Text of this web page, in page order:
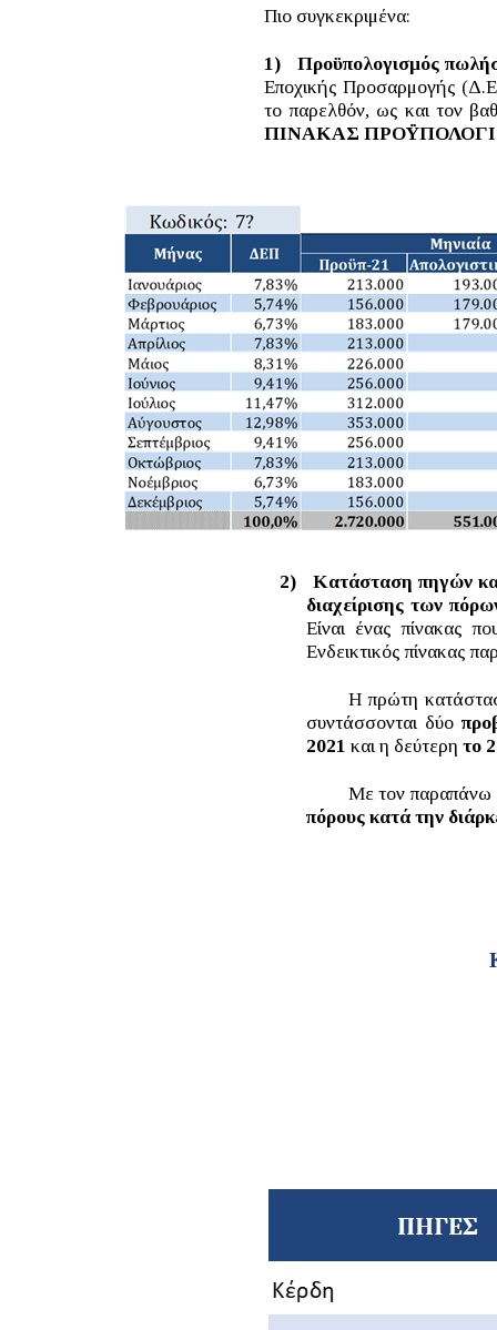
Πιο συγκεκριμένα:
1)
Προϋπολογισμός
Εποχικής Προσαρμογής
το παρελθόν, ως και τον
ΠΙΝΑΚΑΣ
2)
Κατάσταση πηγών
διαχείρισης των
Είναι ένας πίνακας
Ενδεικτικός πίνακας
Η πρώτη
συντάσσονται δύο
2021 και η δεύτερητο
Με τον παραπάνω
πόρους κατά την